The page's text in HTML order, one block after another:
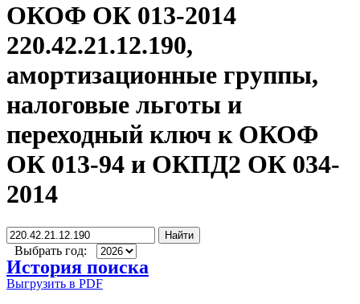
ОКОФ ОК 013-2014
220.42.21.12.190,
амортизационные группы,
налоговые льготы и
переходный ключ к ОКОФ
ОК 013-94 и ОКПД2 ОК 034-
2014
Найти
Выбрать год:
История поиска
Выгрузить в PDF